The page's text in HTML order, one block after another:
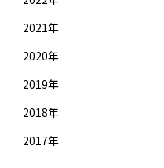
2021年
2020年
2019年
2018年
2017年